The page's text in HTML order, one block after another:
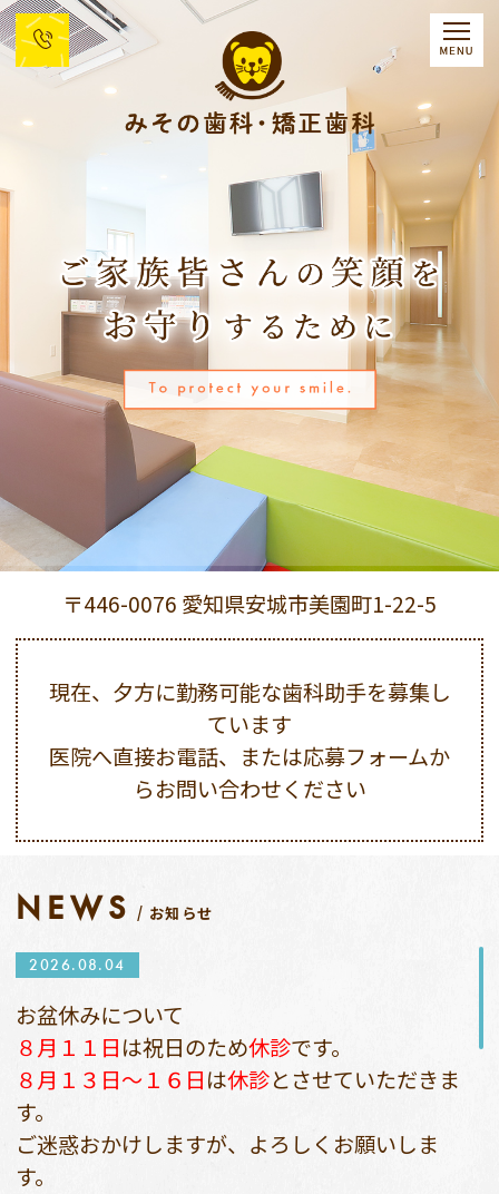
〒446-0076 愛知県安城市美園町1-22-5
現在、夕方に勤務可能な歯科助手を募集し
ています
医院へ直接お電話、または応募フォームか
らお問い合わせください
NEWS お知らせ
2026.08.04
お盆休みについて
８月１１日は祝日のため休診です。
８月１３日〜１６日は休診とさせていただきま
す。
ご迷惑おかけしますが、よろしくお願いしま
す。